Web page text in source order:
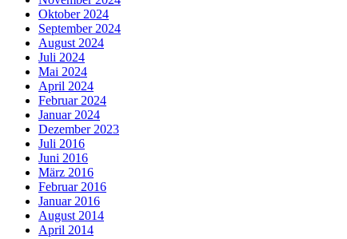
Oktober 2024
September 2024
August 2024
Juli 2024
Mai 2024
April 2024
Februar 2024
Januar 2024
Dezember 2023
Juli 2016
Juni 2016
März 2016
Februar 2016
Januar 2016
August 2014
April 2014